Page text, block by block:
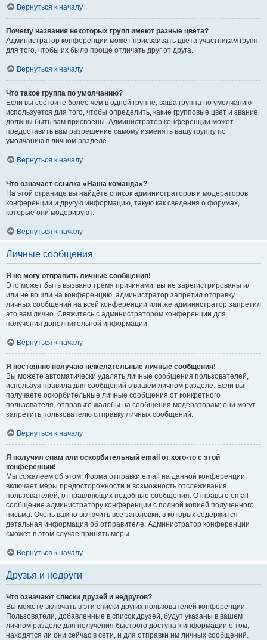
Вернуться к началу
Почему названия некоторых групп имеют разные цвета?
Администратор конференции может присваивать цвета участникам групп
для того, чтобы их было проще отличать друг от друга.
Вернуться к началу
Что такое группа по умолчанию?
Если вы состоите более чем в одной группе, ваша группа по умолчанию
используется для того, чтобы определить, какие групповые цвет и звание
должны быть вам присвоены. Администратор конференции может
предоставить вам разрешение самому изменять вашу группу по
умолчанию в личном разделе.
Вернуться к началу
Что означает ссылка «Наша команда»?
На этой странице вы найдёте список администраторов и модераторов
конференции и другую информацию, такую как сведения о форумах,
которые они модерируют.
Вернуться к началу
Личные сообщения
Я не могу отправить личные сообщения!
Это может быть вызвано тремя причинами: вы не зарегистрированы и/
или не вошли на конференцию, администратор запретил отправку
личных сообщений на всей конференции или же администратор запретил
это вам лично. Свяжитесь с администратором конференции для
получения дополнительной информации.
Вернуться к началу
Я постоянно получаю нежелательные личные сообщения!
Вы можете автоматически удалять личные сообщения пользователей,
используя правила для сообщений в вашем личном разделе. Если вы
получаете оскорбительные личные сообщения от конкретного
пользователя, отправьте жалобы на сообщения модераторам; они могут
запретить пользователю отправку личных сообщений.
Вернуться к началу
Я получил спам или оскорбительный email от кого-то с этой
конференции!
Мы сожалеем об этом. Форма отправки email на данной конференции
включает меры предосторожности и возможность отслеживания
пользователей, отправляющих подобные сообщения. Отправьте email-
сообщение администратору конференции с полной копией полученного
письма. Очень важно включить все заголовки, в которых содержится
детальная информация об отправителе. Администратор конференции
сможет в этом случае принять меры.
Вернуться к началу
Друзья и недруги
Что означают списки друзей и недругов?
Вы можете включать в эти списки других пользователей конференции.
Пользователи, добавленные в список друзей, будут указаны в вашем
личном разделе для получения быстрого доступа к информации о том,
находятся ли они сейчас в сети, и для отправки им личных сообщений.